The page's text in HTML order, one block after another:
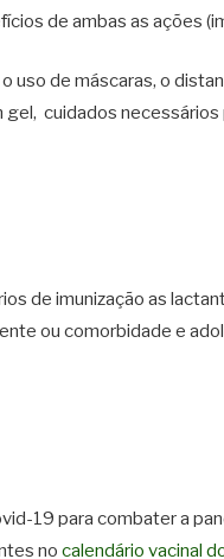
de ambas as ações
uso de máscaras, o
gel, cuidados
de imunização as
ou comorbidade e
19 para combater a
no calendário vacinal